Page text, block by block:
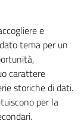
e
tema per un
carattere
storiche di dati.
per la